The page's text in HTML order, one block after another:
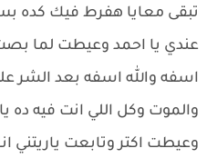
تبقى معايا هفرط فيك كده
عندي يا احمد وعيطت لما
اسفه والله اسفه بعد الشر
والموت وكل اللي انت فيه ده
وعيطت اكتر وتابعت ياريتني